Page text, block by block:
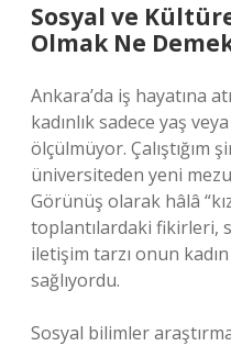
Sosyal ve
Olmak Ne
Ankara’da iş hayatına
kadınlık sadece yaş
ölçülmüyor. Çalıştığım
üniversiteden yeni
Görünüş olarak hâlâ
toplantılardaki fikirleri,
iletişim tarzı onun
sağlıyordu.
Sosyal bilimler